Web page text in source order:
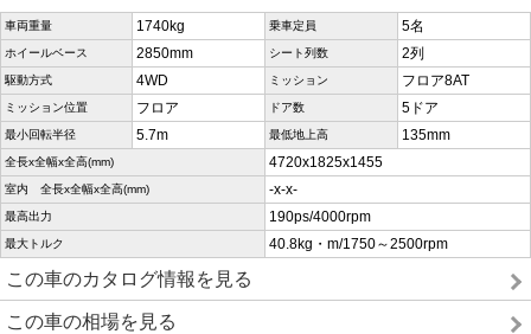
車両重量 1740kg 乗車定員 5名
ホイールベース 2850mm シート列数 2列
駆動方式 4WD ミッション フロア8AT
ミッション位置 フロア ドア数 5ドア
最小回転半径 5.7m 最低地上高 135mm
全長x全幅x全高(mm) 4720x1825x1455
室内 全長x全幅x全高(mm) -x-x-
最高出力 190ps/4000rpm
最大トルク 40.8kg・m/1750～2500rpm
この車のカタログ情報を見る
この車の相場を見る